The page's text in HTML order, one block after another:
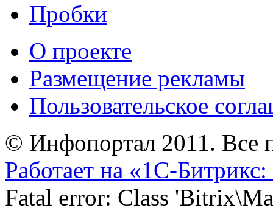
Пробки
О проекте
Размещение рекламы
Пользовательское
© Инфопортал 2011. Все
Работает на «1С-
Fatal error: Class